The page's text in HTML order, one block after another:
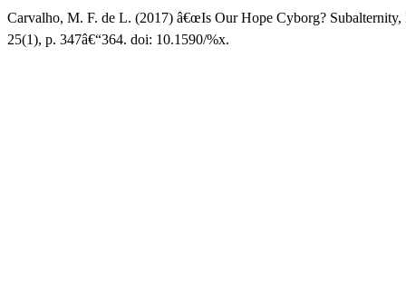
Carvalho, M. F. de L. (2017) â€œIs Our Hope Cyborg? Subalternity,
25(1), p. 347â€“364. doi: 10.1590/%x.